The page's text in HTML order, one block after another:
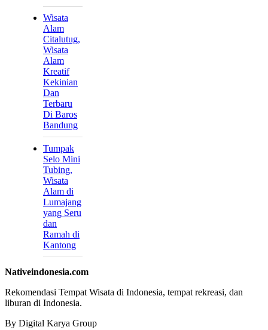
Wisata
Alam
Citalutug,
Wisata
Alam
Kreatif
Kekinian
Dan
Terbaru
Di Baros
Bandung
Tumpak
Selo Mini
Tubing,
Wisata
Alam di
Lumajang
yang Seru
dan
Ramah di
Kantong
Nativeindonesia.com
Rekomendasi Tempat Wisata di Indonesia, tempat rekreasi, dan
liburan di Indonesia.
By Digital Karya Group